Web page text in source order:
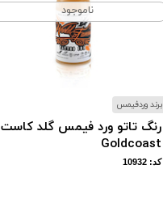
ناموجود
برند وردفیمس
رنگ تاتو ورد فیمس گلد کاست
Goldcoast
کد: 10932